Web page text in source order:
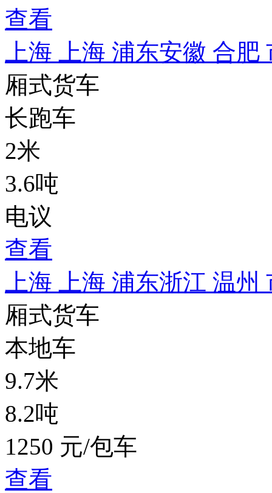
查看
上海 上海 浦东安徽 合肥
厢式货车
长跑车
2米
3.6吨
电议
查看
上海 上海 浦东浙江 温州
厢式货车
本地车
9.7米
8.2吨
1250 元/包车
查看